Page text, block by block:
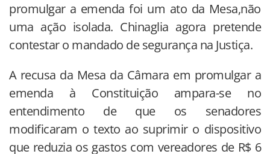
promulgar a emenda foi um ato da Mesa,não
uma ação isolada. Chinaglia agora pretende
contestar o mandado de segurança na Justiça.
A recusa da Mesa da Câmara em promulgar a
emenda à Constituição ampara-se no
entendimento de que os senadores
modificaram o texto ao suprimir o dispositivo
que reduzia os gastos com vereadores de R$ 6